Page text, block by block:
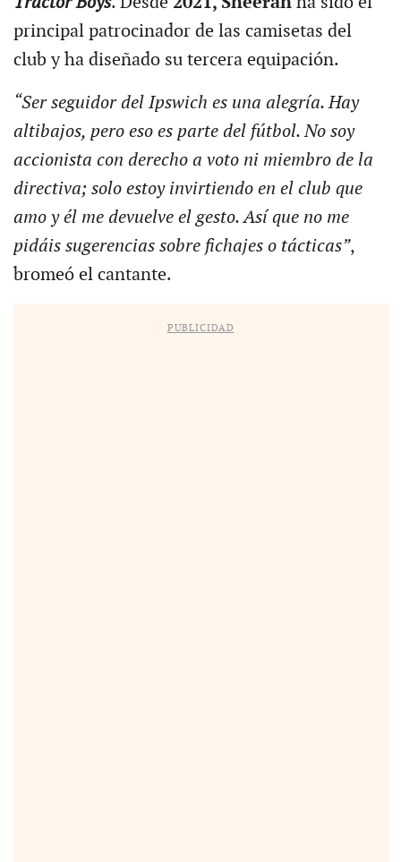
principal patrocinador de las camisetas del
club y ha diseñado su tercera equipación.
“Ser seguidor del Ipswich es una alegría. Hay
altibajos, pero eso es parte del fútbol. No soy
accionista con derecho a voto ni miembro de la
directiva; solo estoy invirtiendo en el club que
amo y él me devuelve el gesto. Así que no me
pidáis sugerencias sobre fichajes o tácticas”,
bromeó el cantante.
PUBLICIDAD